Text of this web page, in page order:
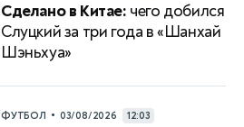
Сделано в Китае: чего добился
Слуцкий за три года в «Шанхай
Шэньхуа»
ФУТБОЛ • 03/08/2026 12:03